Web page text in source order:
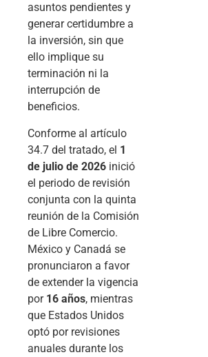
asuntos pendientes y
generar certidumbre a
la inversión, sin que
ello implique su
terminación ni la
interrupción de
beneficios.
Conforme al artículo
34.7 del tratado, el 1
de julio de 2026 inició
el periodo de revisión
conjunta con la quinta
reunión de la Comisión
de Libre Comercio.
México y Canadá se
pronunciaron a favor
de extender la vigencia
por 16 años, mientras
que Estados Unidos
optó por revisiones
anuales durante los